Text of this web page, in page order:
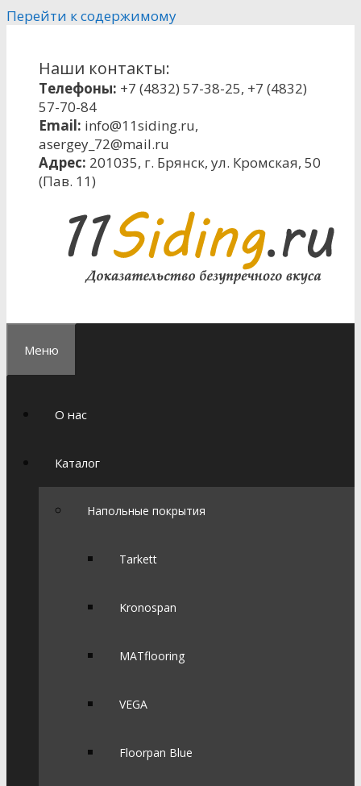
Перейти к содержимому
Наши контакты:
Телефоны: +7 (4832) 57-38-25, +7 (4832)
57-70-84
Email: info@11siding.ru,
asergey_72@mail.ru
Адрес: 201035, г. Брянск, ул. Кромская, 50
(Пав. 11)
Меню
О нас
Каталог
Напольные покрытия
Tarkett
Kronospan
MATflooring
VEGA
Floorpan Blue